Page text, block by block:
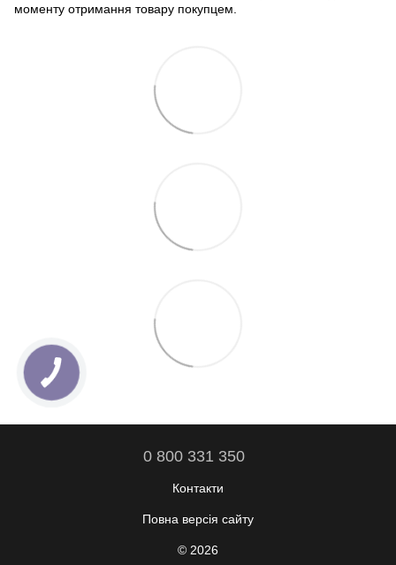
моменту отримання товару покупцем.
0 800 331 350
Контакти
Повна версія сайту
© 2026